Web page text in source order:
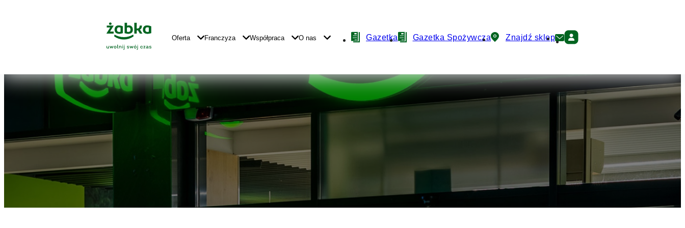
Główne
Logo
Główna
Nawigacja
Oferta Franczyza Współpraca O nas
NawigacjaGazetka Gazetka Spożywcza Znajdź sklep